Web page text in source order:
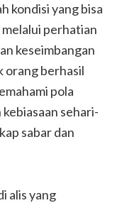
kondisi yang bisa
perhatian
keseimbangan
orang berhasil
pola
sehari-
sabar dan
alis yang